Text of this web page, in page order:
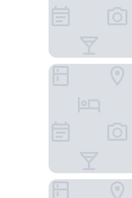
Batuque Town Villa 2
THE BATU Hotel & Villas